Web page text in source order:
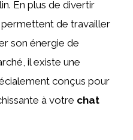
En plus de divertir
permettent de travailler
son énergie de
il existe une
conçus pour
à votre chat